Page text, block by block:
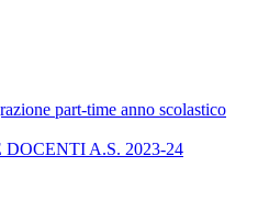
part-time anno scolastico
DOCENTI A.S. 2023-24